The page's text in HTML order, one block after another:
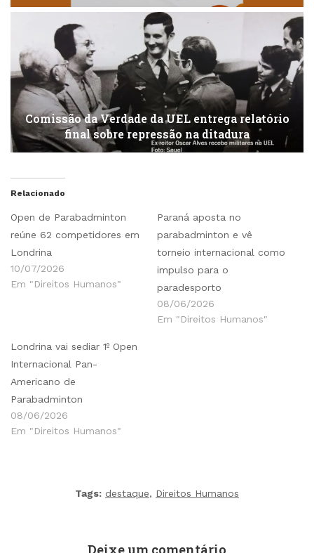
Comissão da Verdade da UEL entrega relatório
final sobre repressão na ditadura
Relacionado
Open de Parabadminton
reúne 62 competidores em
Londrina
10/07/2026
Em "Direitos Humanos"
Paraná aposta no
parabadminton e vê
torneio internacional como
impulso para o
paradesporto
08/06/2026
Em "Direitos Humanos"
Londrina vai sediar 1º Open
Internacional Pan-
Americano de
Parabadminton
08/06/2026
Em "Direitos Humanos"
Tags: destaque, Direitos Humanos
Deixe um comentário